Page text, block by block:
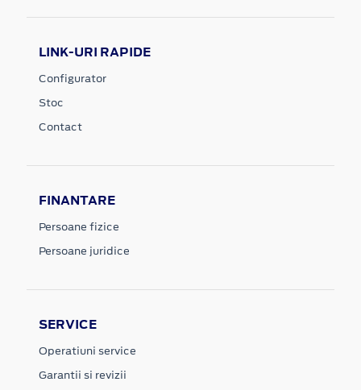
LINK-URI RAPIDE
Configurator
Stoc
Contact
FINANTARE
Persoane fizice
Persoane juridice
SERVICE
Operatiuni service
Garantii si revizii